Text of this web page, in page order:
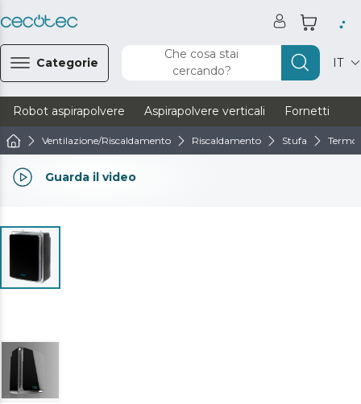
Categorie
Che cosa stai
cercando?
IT
Robot aspirapolvere Aspirapolvere verticali Fornetti
Ventilazione/Riscaldamento Riscaldamento Stufa
Guarda il video